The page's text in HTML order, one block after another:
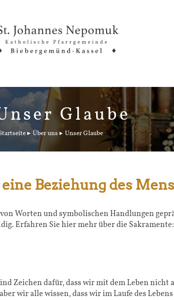
Glaube
Über uns Unser Glaube
Beziehung des
Worten und symbolischen Handlungen
Erfahren Sie hier mehr über die Sakramente:
Zeichen dafür, dass wir mit dem Leben nicht
wir alle wissen, dass wir im Laufe des